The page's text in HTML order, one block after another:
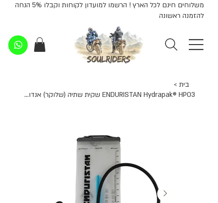
משלוחים חינם לכל הארץ ! הרשמו למועדון לקוחות וקבלו 5% הנחה
להזמנה ראשונה
בית >
ENDURISTAN Hydrapak® HP03 שקית שתיה (שלוקר) אנדוריסטאן